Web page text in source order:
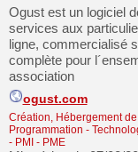
Ogust est un logiciel
services aux
ligne, commercialisé
complète pour
association
ogust.com
Création, Hébergement
Programmation -
- PMI - PME